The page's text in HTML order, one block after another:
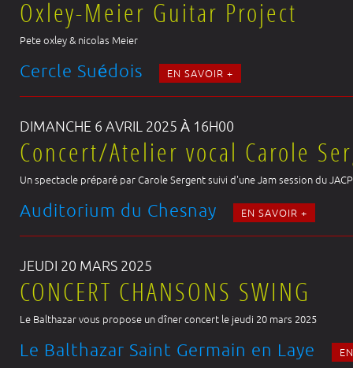
Oxley-Meier Guitar Project
Pete oxley & nicolas Meier
Cercle Suédois EN SAVOIR +
DIMANCHE 6 AVRIL 2025 À 16H00
Concert/Atelier vocal Carole
Un spectacle préparé par Carole Sergent suivi d'une Jam session du JACP
Auditorium du Chesnay EN SAVOIR +
JEUDI 20 MARS 2025
CONCERT CHANSONS SWING
Le Balthazar vous propose un dîner concert le jeudi 20 mars 2025
Le Balthazar Saint Germain en Laye